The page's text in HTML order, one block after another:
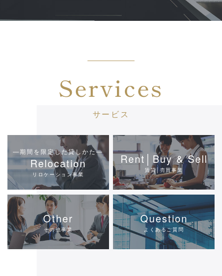
サービス
Services
リロケーション事業
―期間を限定した貸しかた―
Relocation 賃貸│売買事業
Rent│Buy & Sell
その他事業
Other
よくあるご質問
Question